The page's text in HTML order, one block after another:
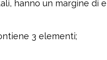
hanno un margine
3 elementi;